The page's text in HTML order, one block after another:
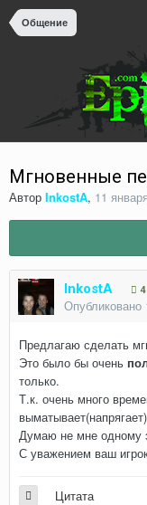
Общение
Мгновенные
Автор InkostA, 11
InkostA 4
Опубликовано
Предлагаю сделать
Это было бы очень
только.
Т.к. очень много
Думаю не мне одному
С уважением ваш
Цитата